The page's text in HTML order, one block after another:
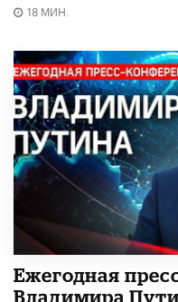
18 МИН.
Ежегодная
Владимира